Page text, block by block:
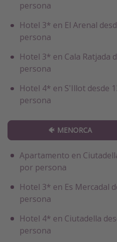
persona
Hotel 3* en El Arenal
persona
Hotel 3* en Cala Ratjada
persona
Hotel 4* en S'Illot desde
persona
🐠 MENORCA
Apartamento en
por persona
Hotel 3* en Es Mercadal
persona
Hotel 4* en Ciutadella
persona